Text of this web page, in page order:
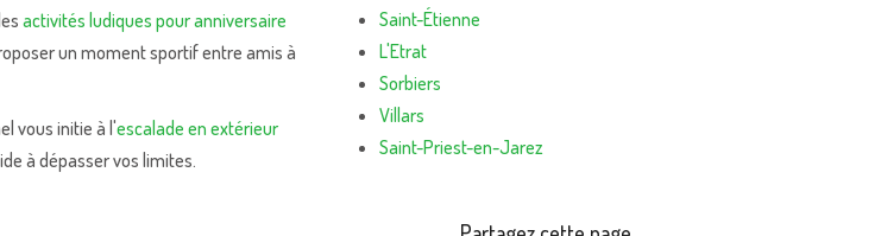
activités ludiques pour anniversaire
un moment sportif entre amis à
vous initie à l'escalade en extérieur
à dépasser vos limites.
Saint-Étienne
L'Etrat
Sorbiers
Villars
Saint-Priest-en-Jarez